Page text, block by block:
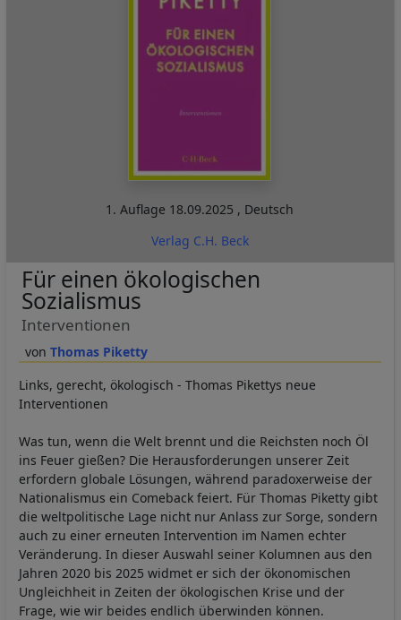
1. Auflage 18.09.2025 , Deutsch
Verlag C.H. Beck
Thomas Piketty
Für einen ökologischen
Sozialismus
Interventionen
Links, gerecht, ökologisch - Thomas Pikettys neue
Interventionen
Was tun, wenn die Welt brennt und die Reichsten noch Öl
ins Feuer gießen? Die Herausforderungen unserer Zeit
erfordern globale Lösungen, während paradoxerweise der
Nationalismus ein Comeback feiert. Für Thomas Piketty gibt
die weltpolitische Lage nicht nur Anlass zur Sorge, sondern
auch zu einer erneuten Intervention im Namen echter
Veränderung. In dieser Auswahl seiner Kolumnen aus den
Jahren 2020 bis 2025 widmet er sich der ökonomischen
Ungleichheit in Zeiten der ökologischen Krise und der
Frage, wie wir beides endlich überwinden können.